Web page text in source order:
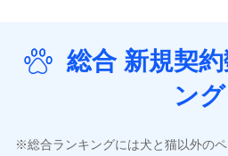
総合 新規契
ング
総合ランキングには犬と猫以外の